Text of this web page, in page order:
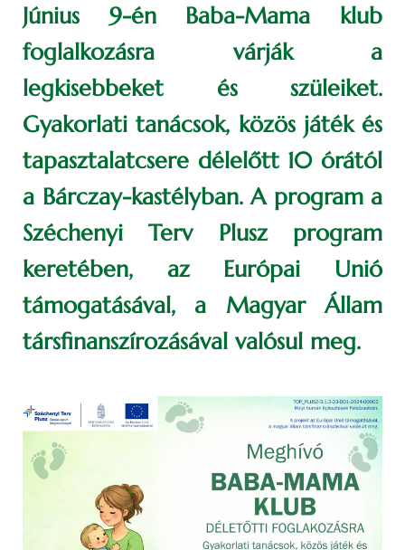
Június 9-én Baba-Mama klub
foglalkozásra várják a
legkisebbeket és szüleiket.
Gyakorlati tanácsok, közös játék és
tapasztalatcsere délelőtt 10 órától
a Bárczay-kastélyban. A program a
Széchenyi Terv Plusz program
keretében, az Európai Unió
támogatásával, a Magyar Állam
társfinanszírozásával valósul meg.